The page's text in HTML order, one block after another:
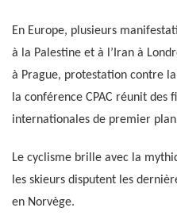
En Europe, plusieurs
à la Palestine et à l’Iran à
à Prague, protestation contre
la conférence CPAC réunit des
internationales de premier
Le cyclisme brille avec la
les skieurs disputent les
en Norvège.